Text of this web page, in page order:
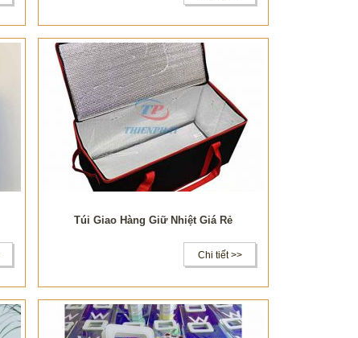
Túi Giao Hàng Giữ Nhiệt Giá Rẻ
Chi tiết >>